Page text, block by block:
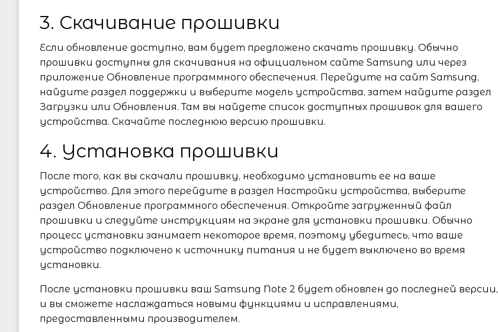
3. Скачивание прошивки
Если обновление доступно, вам будет предложено скачать прошивку. Обычно
прошивки доступны для скачивания на официальном сайте Samsung или через
приложение Обновление программного обеспечения. Перейдите на сайт Samsung,
найдите раздел поддержки и выберите модель устройства, затем найдите раздел
Загрузки или Обновления. Там вы найдете список доступных прошивок для вашего
устройства. Скачайте последнюю версию прошивки.
4. Установка прошивки
После того, как вы скачали прошивку, необходимо установить ее на ваше
устройство. Для этого перейдите в раздел Настройки устройства, выберите
раздел Обновление программного обеспечения. Откройте загруженный файл
прошивки и следуйте инструкциям на экране для установки прошивки. Обычно
процесс установки занимает некоторое время, поэтому убедитесь, что ваше
устройство подключено к источнику питания и не будет выключено во время
установки.
После установки прошивки ваш Samsung Note 2 будет обновлен до последней версии,
и вы сможете наслаждаться новыми функциями и исправлениями,
предоставленными производителем.